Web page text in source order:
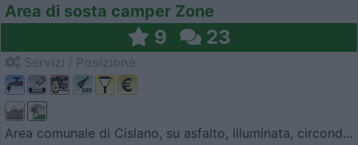
Area di sosta camper Zone
9 23
Area comunale di Cislano, su asfalto, illuminata, circond...